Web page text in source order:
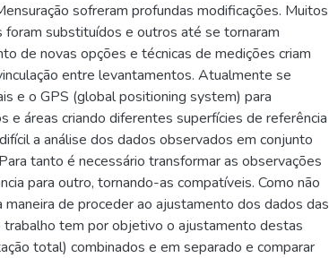
sofreram profundas modificações. Muitos
foram substituídos e outros até se tornaram
de novas opções e técnicas de medições criam
entre levantamentos. Atualmente se
e o GPS (global positioning system) para
e áreas criando diferentes superfícies de referência
a análise dos dados observados em conjunto
tanto é necessário transformar as observações
para outro, tornando-as compatíveis. Como não
maneira de proceder ao ajustamento dos dados das
tem por objetivo o ajustamento destas
total) combinados e em separado e comparar